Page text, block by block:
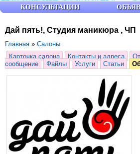
Дай пять!, Студия маникюра , ЧП
Главная » Салоны
Карточка салона
Контакты и адреса
сообщение
Файлы Услуги Статьи
КОНСУЛЬТАЦИИ